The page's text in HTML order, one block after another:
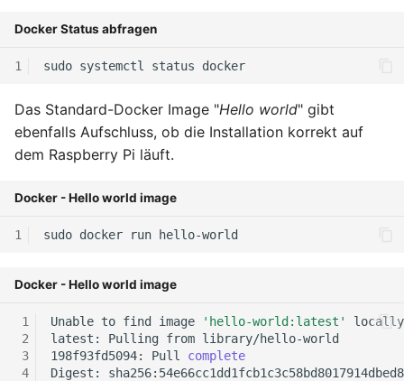
Dezember 2021
Oktober 2021
August 2021
Juli 2021
Docker Status abfragen
sudo systemctl status
Das Standard-Docker Image "Hello world" gibt
ebenfalls Aufschluss, ob die Installation korrekt auf
dem Raspberry Pi läuft.
Docker - Hello world image
sudo docker run
Docker - Hello world image
Unable to find image
'hello-world:latest'
latest:
Pulling from
198f93fd5094:
Pull
complete
Digest: